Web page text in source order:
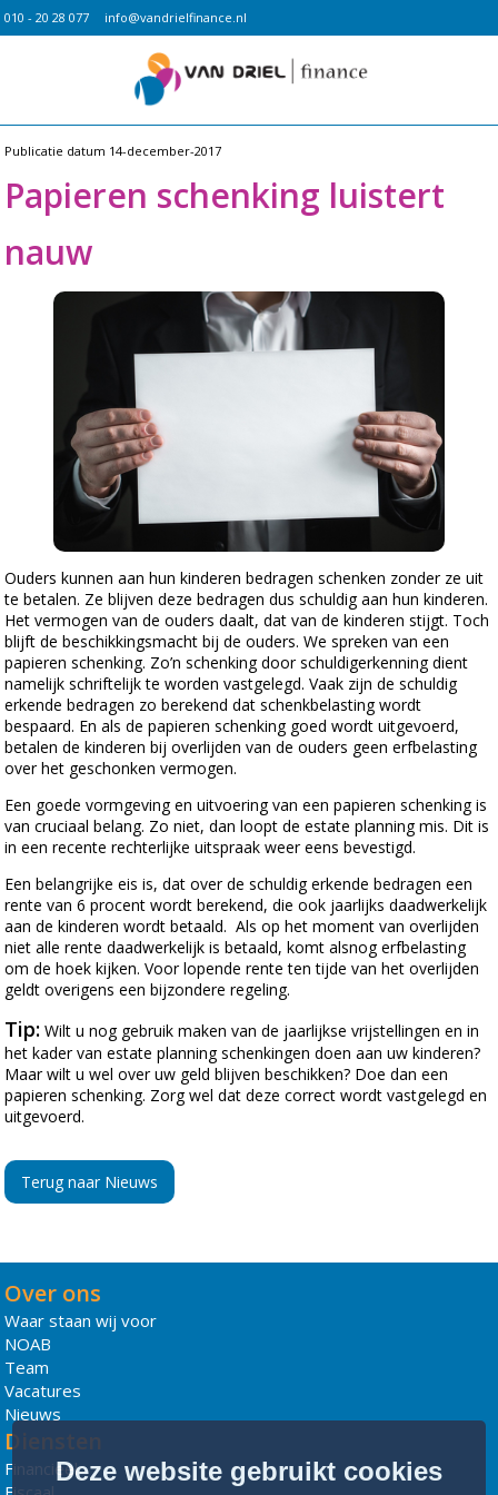
010 - 20 28 077 info@vandrielfinance.nl
Publicatie datum 14-december-2017
Papieren schenking luistert
nauw
Ouders kunnen aan hun kinderen bedragen schenken zonder ze uit
te betalen. Ze blijven deze bedragen dus schuldig aan hun kinderen.
Het vermogen van de ouders daalt, dat van de kinderen stijgt. Toch
blijft de beschikkingsmacht bij de ouders. We spreken van een
papieren schenking. Zo’n schenking door schuldigerkenning dient
namelijk schriftelijk te worden vastgelegd. Vaak zijn de schuldig
erkende bedragen zo berekend dat schenkbelasting wordt
bespaard. En als de papieren schenking goed wordt uitgevoerd,
betalen de kinderen bij overlijden van de ouders geen erfbelasting
over het geschonken vermogen.
Een goede vormgeving en uitvoering van een papieren schenking is
van cruciaal belang. Zo niet, dan loopt de estate planning mis. Dit is
in een recente rechterlijke uitspraak weer eens bevestigd.
Een belangrijke eis is, dat over de schuldig erkende bedragen een
rente van 6 procent wordt berekend, die ook jaarlijks daadwerkelijk
aan de kinderen wordt betaald. Als op het moment van overlijden
niet alle rente daadwerkelijk is betaald, komt alsnog erfbelasting
om de hoek kijken. Voor lopende rente ten tijde van het overlijden
geldt overigens een bijzondere regeling.
Tip: Wilt u nog gebruik maken van de jaarlijkse vrijstellingen en in
het kader van estate planning schenkingen doen aan uw kinderen?
Maar wilt u wel over uw geld blijven beschikken? Doe dan een
papieren schenking. Zorg wel dat deze correct wordt vastgelegd en
uitgevoerd.
Terug naar Nieuws
Over ons
Waar staan wij voor
NOAB
Team
Vacatures
Nieuws
Diensten
FinancieelDeze website gebruikt cookies